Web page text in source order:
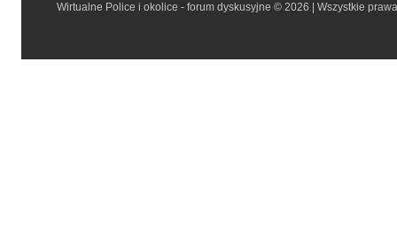
Wirtualne Police i okolice - forum dyskusyjne © 2026 | Wszystkie